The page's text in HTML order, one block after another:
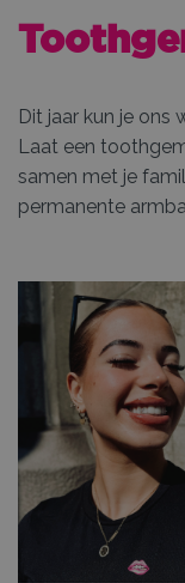
Dit jaar kun je ons
Laat een
samen met je
permanente